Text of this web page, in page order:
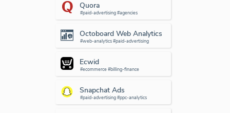
Quora
#paid-advertising #agencies
Octoboard Web Analytics
#web-analytics #paid-advertising
Ecwid
#ecommerce #billing-finance
Snapchat Ads
#paid-advertising #ppc-analytics